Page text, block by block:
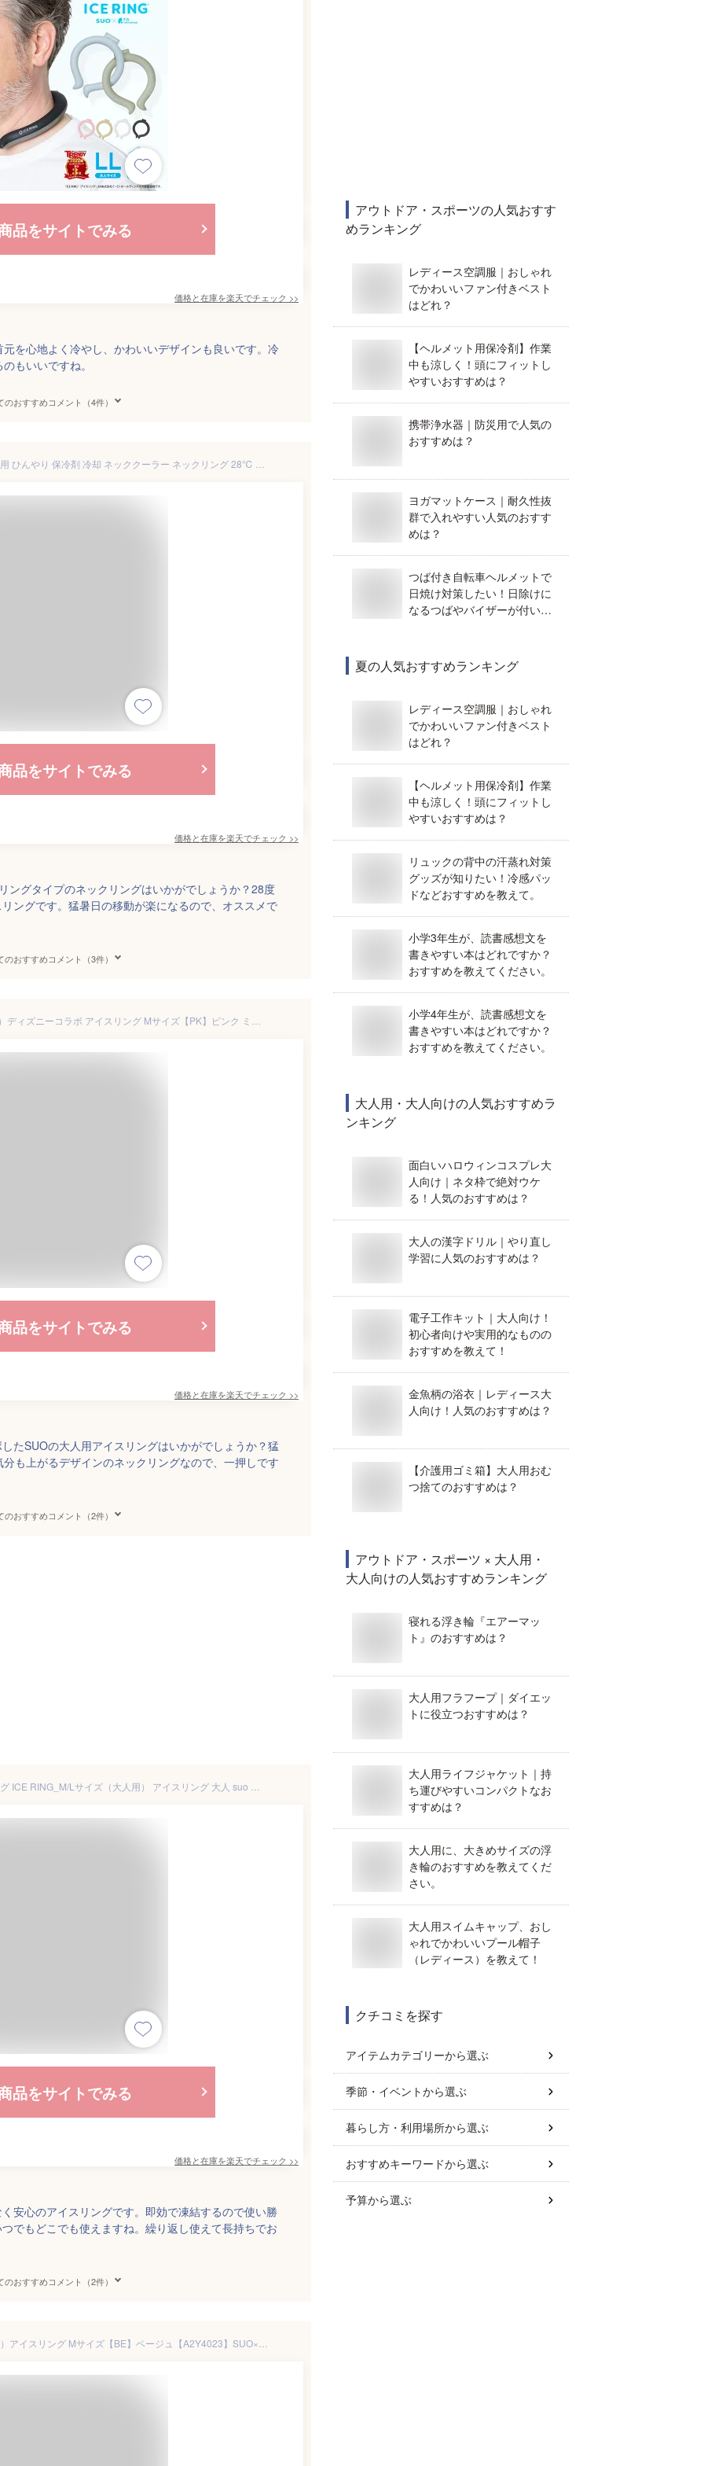
品をサイトでみる
価格と在庫を楽天でチェック >>
を心地よく冷やし、かわいいデザインも良いです。冷
もいいですね。
のおすすめコメント（4件）
品をサイトでみる
価格と在庫を楽天でチェック >>
ングタイプのネックリングはいかがでしょうか？28度
ングです。猛暑日の移動が楽になるので、オススメで
のおすすめコメント（3件）
品をサイトでみる
価格と在庫を楽天でチェック >>
たSUOの大人用アイスリングはいかがでしょうか？猛
も上がるデザインのネックリングなので、一押しです
のおすすめコメント（2件）
品をサイトでみる
価格と在庫を楽天でチェック >>
安心のアイスリングです。即効で凍結するので使い勝
でもどこでも使えますね。繰り返し使えて長持ちでお
のおすすめコメント（2件）
アウトドア・スポーツの人気おすす
めランキング
レディース空調服｜おしゃれ
でかわいいファン付きベスト
はどれ？
【ヘルメット用保冷剤】作業
中も涼しく！頭にフィットし
やすいおすすめは？
携帯浄水器｜防災用で人気の
おすすめは？
ヨガマットケース｜耐久性抜
群で入れやすい人気のおすす
めは？
つば付き自転車ヘルメットで
日焼け対策したい！日除けに
なるつばやバイザーが付いた
夏の人気おすすめランキング
レディース空調服｜おしゃれ
でかわいいファン付きベスト
はどれ？
【ヘルメット用保冷剤】作業
中も涼しく！頭にフィットし
やすいおすすめは？
リュックの背中の汗蒸れ対策
グッズが知りたい！冷感パッ
ドなどおすすめを教えて。
小学3年生が、読書感想文を
書きやすい本はどれですか？
おすすめを教えてください。
小学4年生が、読書感想文を
書きやすい本はどれですか？
おすすめを教えてください。
大人用・大人向けの人気おすすめラ
ンキング
面白いハロウィンコスプレ大
人向け｜ネタ枠で絶対ウケ
る！人気のおすすめは？
大人の漢字ドリル｜やり直し
学習に人気のおすすめは？
電子工作キット｜大人向け！
初心者向けや実用的なものの
おすすめを教えて！
金魚柄の浴衣｜レディース大
人向け！人気のおすすめは？
【介護用ゴミ箱】大人用おむ
つ捨てのおすすめは？
アウトドア・スポーツ × 大人用・
大人向けの人気おすすめランキング
寝れる浮き輪『エアーマッ
ト』のおすすめは？
大人用フラフープ｜ダイエッ
トに役立つおすすめは？
大人用ライフジャケット｜持
ち運びやすいコンパクトなお
すすめは？
大人用に、大きめサイズの浮
き輪のおすすめを教えてくだ
さい。
大人用スイムキャップ、おし
ゃれでかわいいプール帽子
（レディース）を教えて！
クチコミを探す
アイテムカテゴリーから選ぶ
季節・イベントから選ぶ
暮らし方・利用場所から選ぶ
おすすめキーワードから選ぶ
予算から選ぶ